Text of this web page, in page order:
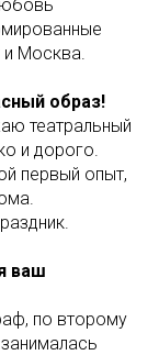
Москва.
образ!
театральный
и дорого.
первый опыт,
ваш
по второму